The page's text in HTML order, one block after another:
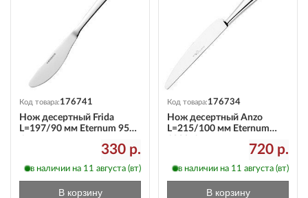
Код товара:176741
Нож десертный Frida
L=197/90 мм Eternum 958-
330 р.
в наличии на 11 августа (вт)
В корзину
Код товара:176734
Нож десертный Anzo
L=215/100 мм Eternum
720 р.
в наличии на 11 августа (вт)
В корзину